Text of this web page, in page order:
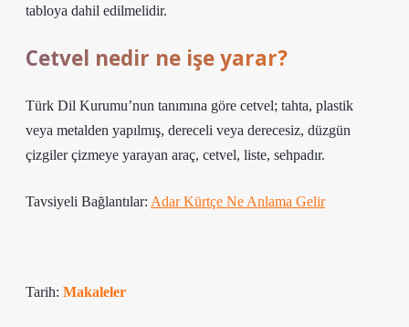
tabloya dahil edilmelidir.
Cetvel nedir ne işe yarar?
Türk Dil Kurumu’nun tanımına göre cetvel; tahta, plastik
veya metalden yapılmış, dereceli veya derecesiz, düzgün
çizgiler çizmeye yarayan araç, cetvel, liste, sehpadır.
Tavsiyeli Bağlantılar: Adar Kürtçe Ne Anlama Gelir
Tarih: Makaleler